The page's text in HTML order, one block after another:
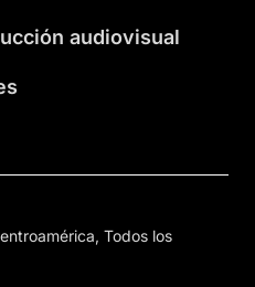
audiovisual
Todos los